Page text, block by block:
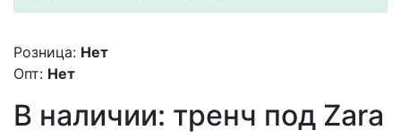
Розница: Нет
Опт: Нет
В наличии: тренч под Zara